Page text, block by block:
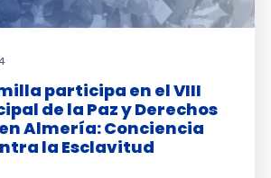
participa en el VIII
de la Paz y Derechos
Almería: Conciencia
la Esclavitud